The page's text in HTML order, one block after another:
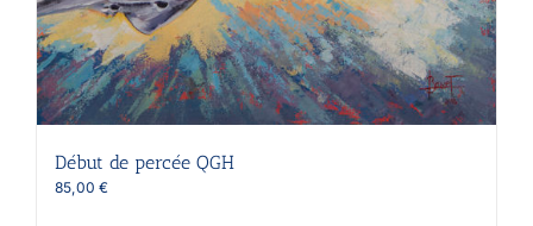
Début de percée QGH
85,00€